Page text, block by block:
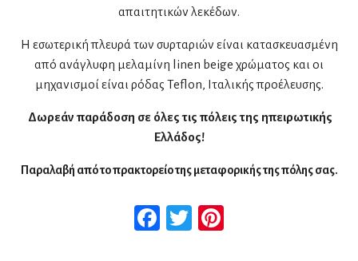
απαιτητικών λεκέδων.
Η εσωτερική πλευρά των συρταριών είναι κατασκευασμένη
από ανάγλυφη μελαμίνη linen beige χρώματος και οι
μηχανισμοί είναι ρόδας Teflon, Ιταλικής προέλευσης.
Δωρεάν παράδοση σε όλες τις πόλεις της ηπειρωτικής
Ελλάδος!
Παραλαβή από το πρακτορείο της μεταφορικής της πόλης σας.
Facebook
Twitter